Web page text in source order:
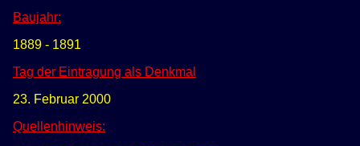
Baujahr:
1889 - 1891
Tag der Eintragung als Denkmal
23. Februar 2000
Quellenhinweis: